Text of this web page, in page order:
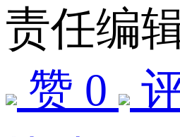
责任编
赞 0